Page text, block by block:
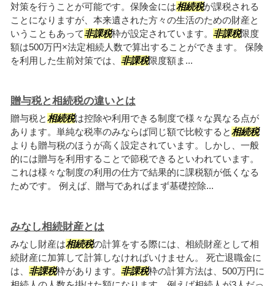
対策を行うことが可能です。保険金には相続税が課税される
ことになりますが、本来遺された方々の生活のための財産と
いうこともあって非課税枠が設定されています。 非課税限度
額は500万円×法定相続人数で算出することができます。 保険
を利用した生前対策では、 非課税限度額ま...
贈与税と相続税の違いとは
贈与税と相続税は控除や利用できる制度で様々な異なる点が
あります。単純な税率のみならば同じ額で比較すると相続税
よりも贈与税のほうが高く設定されています。しかし、一般
的には贈与を利用することで節税できるといわれています。
これは様々な制度の利用の仕方で結果的に課税額が低くなる
ためです。 例えば、贈与であればまず基礎控除...
みなし相続財産とは
みなし財産は相続税の計算をする際には、相続財産として相
続財産に加算して計算しなければいけません。 死亡退職金に
は、 非課税枠があります。 非課税枠の計算方法は、500万円に